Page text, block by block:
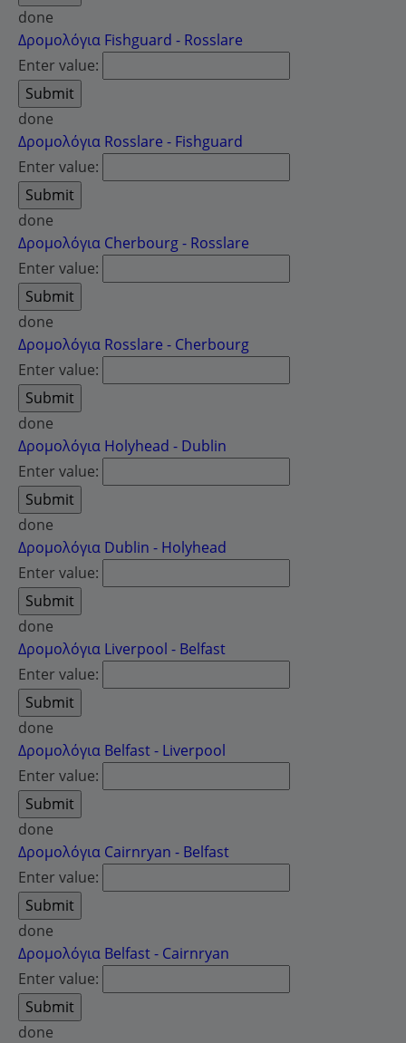
done
Δρομολόγια Fishguard - Rosslare
Enter value:
done
Δρομολόγια Rosslare - Fishguard
Enter value:
done
Δρομολόγια Cherbourg - Rosslare
Enter value:
done
Δρομολόγια Rosslare - Cherbourg
Enter value:
done
Δρομολόγια Holyhead - Dublin
Enter value:
done
Δρομολόγια Dublin - Holyhead
Enter value:
done
Δρομολόγια Liverpool - Belfast
Enter value:
done
Δρομολόγια Belfast - Liverpool
Enter value:
done
Δρομολόγια Cairnryan - Belfast
Enter value:
done
Δρομολόγια Belfast - Cairnryan
Enter value:
done